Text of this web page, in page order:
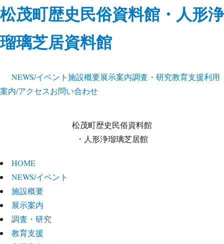
松茂町歴史民俗資料館・人形浄
瑠璃芝居資料館
NEWS/イベント施設概要展示案内調査・研究教育支援利用
案内/アクセスお問い合わせ
松茂町歴史民俗資料館
・人形浄瑠璃芝居館
HOME
NEWS/イベント
施設概要
展示案内
調査・研究
教育支援